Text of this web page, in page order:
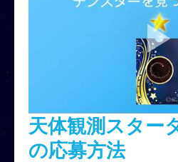
天体観測スター
の応募方法